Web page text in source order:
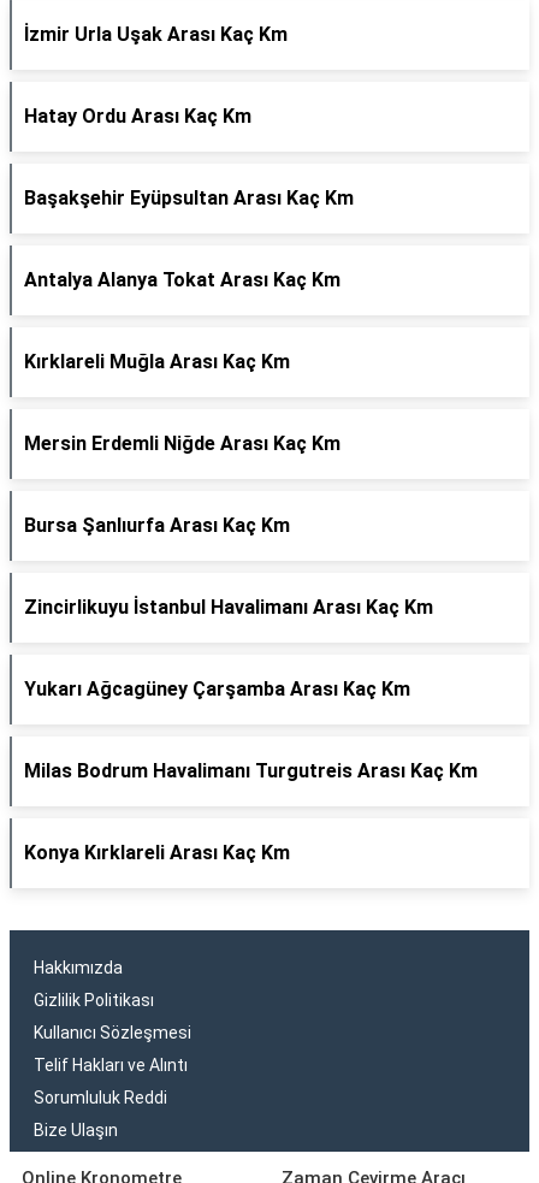
İzmir Urla Uşak Arası Kaç Km
Hatay Ordu Arası Kaç Km
Başakşehir Eyüpsultan Arası Kaç Km
Antalya Alanya Tokat Arası Kaç Km
Kırklareli Muğla Arası Kaç Km
Mersin Erdemli Niğde Arası Kaç Km
Bursa Şanlıurfa Arası Kaç Km
Zincirlikuyu İstanbul Havalimanı Arası Kaç Km
Yukarı Ağcagüney Çarşamba Arası Kaç Km
Milas Bodrum Havalimanı Turgutreis Arası Kaç Km
Konya Kırklareli Arası Kaç Km
Hakkımızda
Gizlilik Politikası
Kullanıcı Sözleşmesi
Telif Hakları ve Alıntı
Sorumluluk Reddi
Bize Ulaşın
Online Kronometre
Zaman Çevirme Aracı